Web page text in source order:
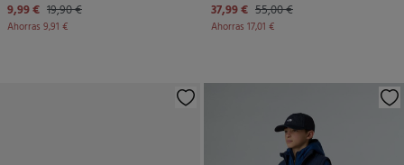
9,99 € 19,90 €
Ahorras 9,91 €
37,99 € 55,00 €
Ahorras 17,01 €